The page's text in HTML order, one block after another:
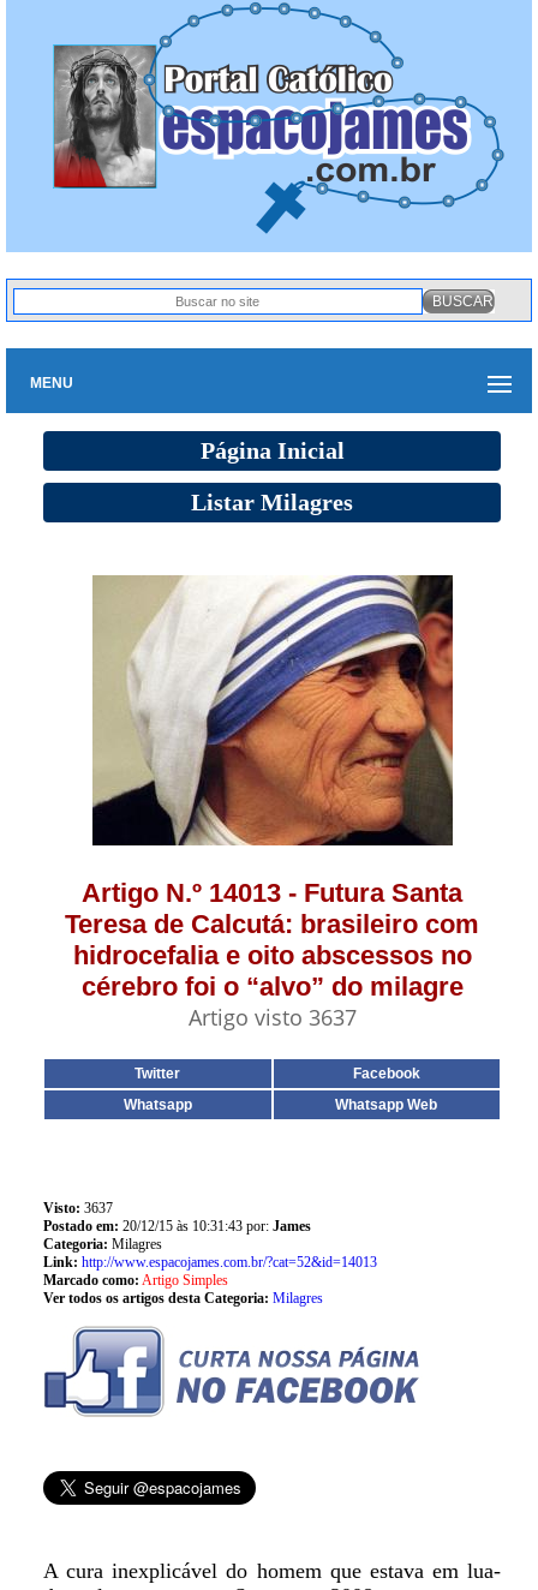
MENU
Página Inicial
Listar Milagres
Artigo N.º 14013 - Futura Santa
Teresa de Calcutá: brasileiro com
hidrocefalia e oito abscessos no
cérebro foi o “alvo” do milagre
Artigo visto 3637
Twitter
Facebook
Whatsapp
Whatsapp Web
Visto: 3637
Postado em: 20/12/15 às 10:31:43 por: James
Categoria: Milagres
Link: http://www.espacojames.com.br/?cat=52&id=14013
Marcado como: Artigo Simples
Ver todos os artigos desta Categoria: Milagres
A cura inexplicável do homem que estava em lua-